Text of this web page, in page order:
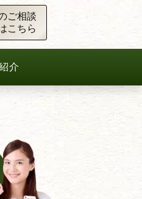
介
ご相談
こちら